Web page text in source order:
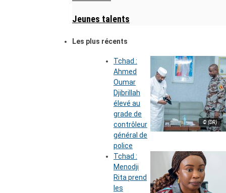
Jeunes talents
Les plus récents
© (DR)
Tchad :
Ahmed
Oumar
Djibrillah
élevé au
grade de
contrôleur
général de
police
Tchad :
Menodji
Rita prend
les